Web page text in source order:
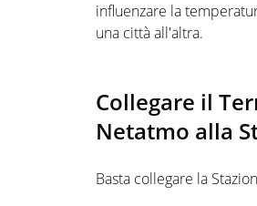
influenzare la
una città all'altra.
Collegare il
Netatmo alla
Basta collegare la